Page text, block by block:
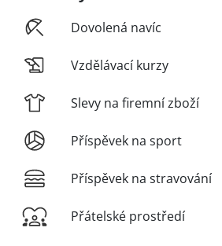
Dovolená navíc
Vzdělávací kurzy
Slevy na firemní zboží
Příspěvek na sport
Příspěvek na stravování
Přátelské prostředí